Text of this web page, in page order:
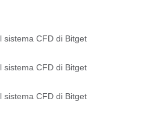
sistema CFD di Bitget
sistema CFD di Bitget
sistema CFD di Bitget